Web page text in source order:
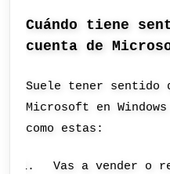
Cuándo tiene
cuenta de
Suele tener sentido
Microsoft en
como estas:
Vas a vender o